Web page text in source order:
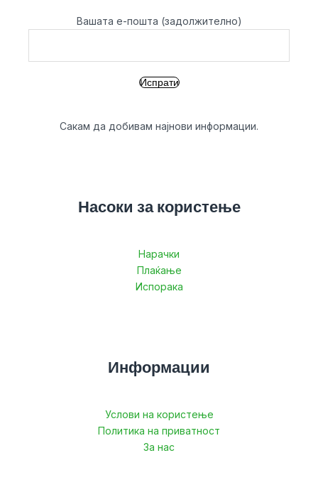
Вашата е-пошта (задолжително)
Сакам да добивам најнови информации.
Насоки за користење
Нарачки
Плаќање
Испорака
Информации
Услови на користење
Политика на приватност
За нас